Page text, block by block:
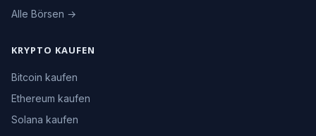
Alle Börsen →
KRYPTO KAUFEN
Bitcoin kaufen
Ethereum kaufen
Solana kaufen